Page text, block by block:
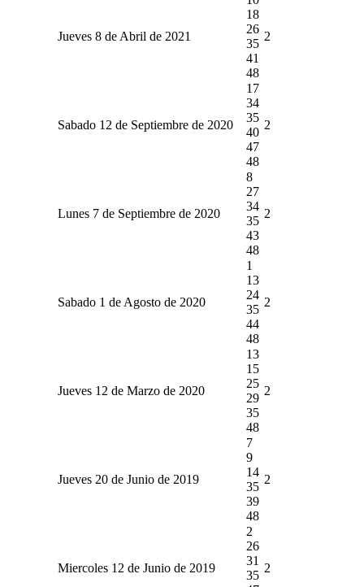
Jueves 8 de Abril de 2021
18
26
35
41
48
2
Sabado 12 de Septiembre de 2020
17
34
35
40
47
48
2
Lunes 7 de Septiembre de 2020
8
27
34
35
43
48
2
Sabado 1 de Agosto de 2020
1
13
24
35
44
48
2
Jueves 12 de Marzo de 2020
13
15
25
29
35
48
2
Jueves 20 de Junio de 2019
7
9
14
35
39
48
2
Miercoles 12 de Junio de 2019
2
26
31
35
2